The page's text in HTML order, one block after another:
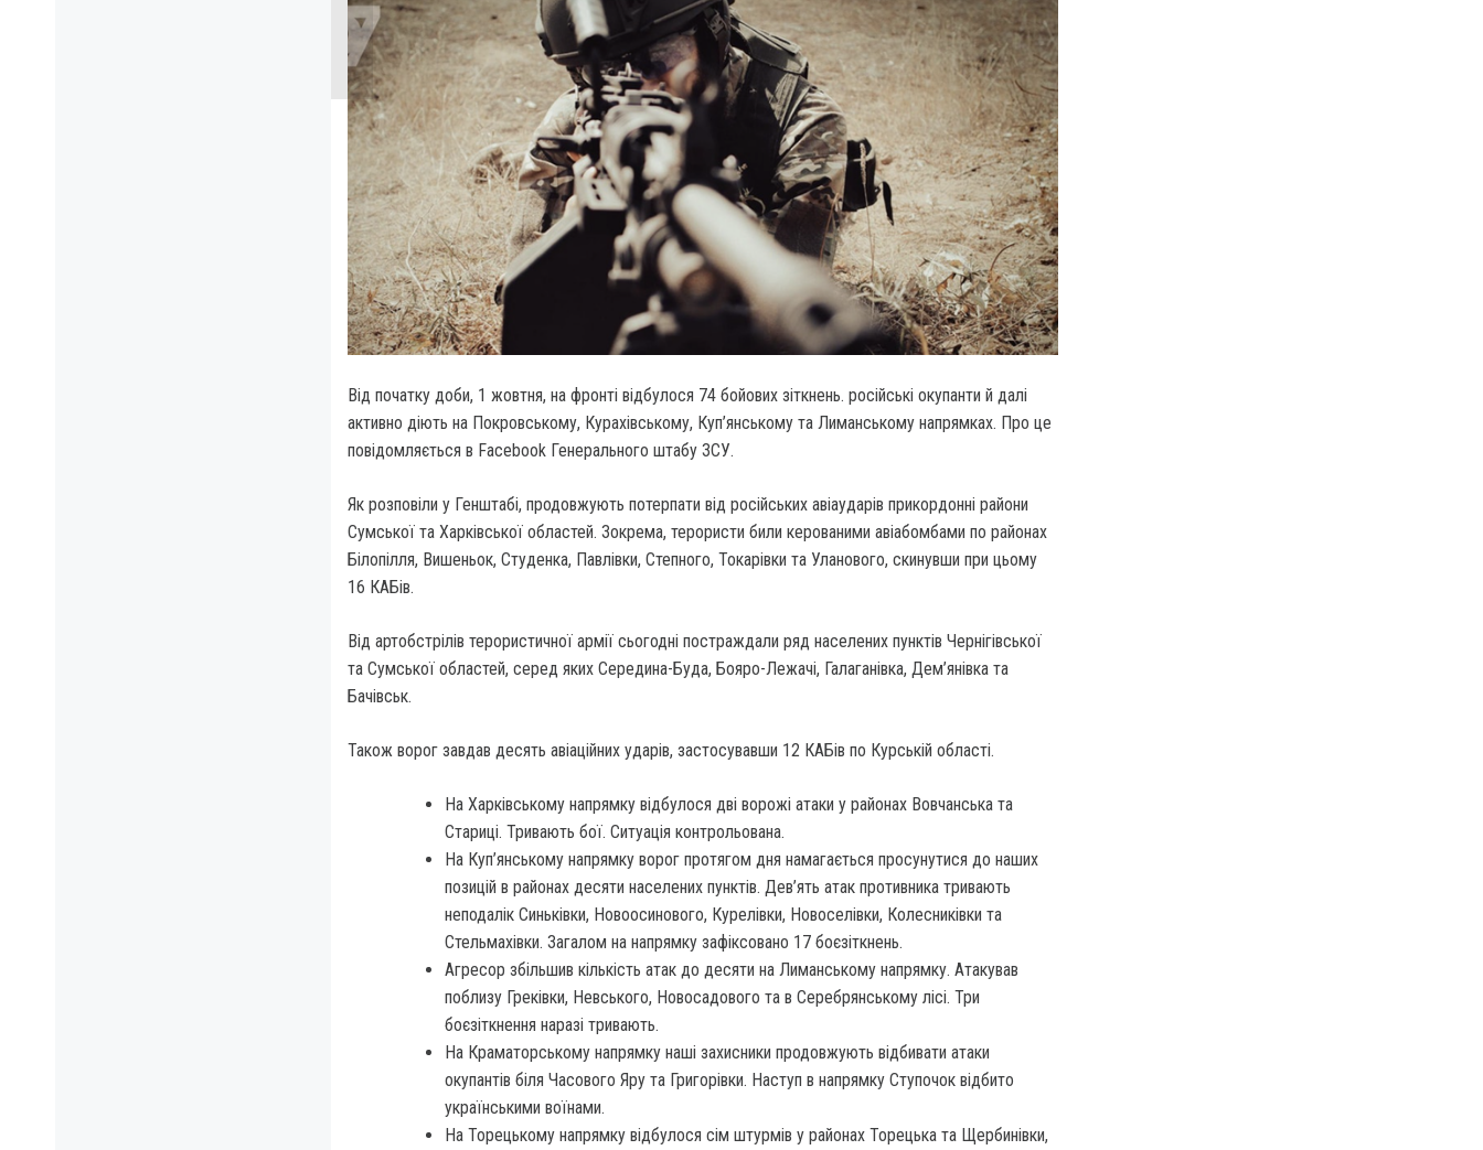
Від початку доби, 1 жовтня, на фронті відбулося 74 бойових зіткнень. російські окупанти й далі
активно діють на Покровському, Курахівському, Куп’янському та Лиманському напрямках. Про це
повідомляється в Facebook Генерального штабу ЗСУ.
Як розповіли у Генштабі, продовжують потерпати від російських авіаударів прикордонні райони
Сумської та Харківської областей. Зокрема, терористи били керованими авіабомбами по районах
Білопілля, Вишеньок, Студенка, Павлівки, Степного, Токарівки та Уланового, скинувши при цьому
16 КАБів.
Від артобстрілів терористичної армії сьогодні постраждали ряд населених пунктів Чернігівської
та Сумської областей, серед яких Середина-Буда, Бояро-Лежачі, Галаганівка, Дем’янівка та
Бачівськ.
Також ворог завдав десять авіаційних ударів, застосувавши 12 КАБів по Курській області.
На Харківському напрямку відбулося дві ворожі атаки у районах Вовчанська та
Стариці. Тривають бої. Ситуація контрольована.
На Куп’янському напрямку ворог протягом дня намагається просунутися до наших
позицій в районах десяти населених пунктів. Дев’ять атак противника тривають
неподалік Синьківки, Новоосинового, Курелівки, Новоселівки, Колесниківки та
Стельмахівки. Загалом на напрямку зафіксовано 17 боєзіткнень.
Агресор збільшив кількість атак до десяти на Лиманському напрямку. Атакував
поблизу Греківки, Невського, Новосадового та в Серебрянському лісі. Три
боєзіткнення наразі тривають.
На Краматорському напрямку наші захисники продовжують відбивати атаки
окупантів біля Часового Яру та Григорівки. Наступ в напрямку Ступочок відбито
українськими воїнами.
На Торецькому напрямку відбулося сім штурмів у районах Торецька та Щербинівки,